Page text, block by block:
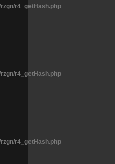
r4_getHash.php
r4_getHash.php
r4_getHash.php